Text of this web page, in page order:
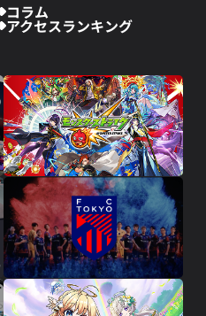
コラム
アクセスランキング